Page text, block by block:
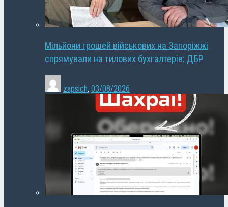
Мільйони грошей військових на Запоріжжі
спрямували на тилових бухгалтерів: ДБР
zapsich, 03/08/2026